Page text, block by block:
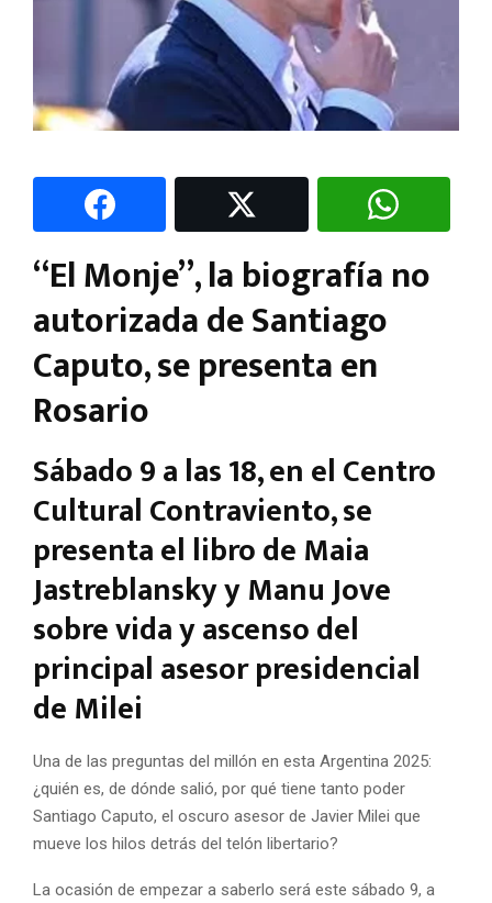
“El Monje”, la biografía no
autorizada de Santiago
Caputo, se presenta en
Rosario
Sábado 9 a las 18, en el Centro
Cultural Contraviento, se
presenta el libro de Maia
Jastreblansky y Manu Jove
sobre vida y ascenso del
principal asesor presidencial
de Milei
Una de las preguntas del millón en esta Argentina 2025:
¿quién es, de dónde salió, por qué tiene tanto poder
Santiago Caputo, el oscuro asesor de Javier Milei que
mueve los hilos detrás del telón libertario?
La ocasión de empezar a saberlo será este sábado 9, a